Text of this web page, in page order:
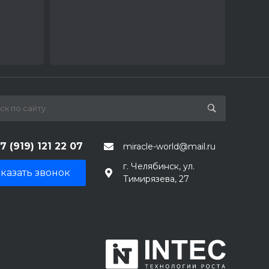
(919) 121 22 07 miracle-world@mail.ru
звонок
г. Челябинск, ул.
Тимирязева, 27